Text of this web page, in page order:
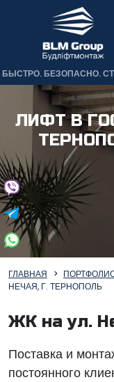
БЫСТРО. БЕЗОПАСНО.
ЛИФТ В
ГЛАВНАЯ
НЕЧАЯ, Г. ТЕРНОПОЛЬ
ЖК на ул.
Поставка и
постоянного